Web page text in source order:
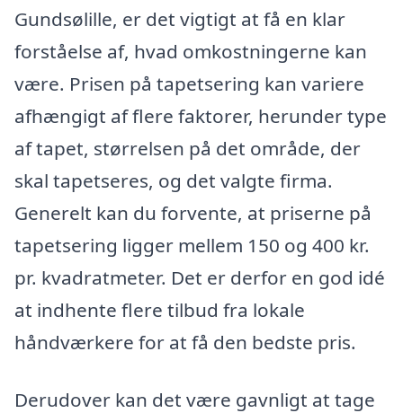
Gundsølille, er det vigtigt at få en klar
forståelse af, hvad omkostningerne kan
være. Prisen på tapetsering kan variere
afhængigt af flere faktorer, herunder type
af tapet, størrelsen på det område, der
skal tapetseres, og det valgte firma.
Generelt kan du forvente, at priserne på
tapetsering ligger mellem 150 og 400 kr.
pr. kvadratmeter. Det er derfor en god idé
at indhente flere tilbud fra lokale
håndværkere for at få den bedste pris.
Derudover kan det være gavnligt at tage